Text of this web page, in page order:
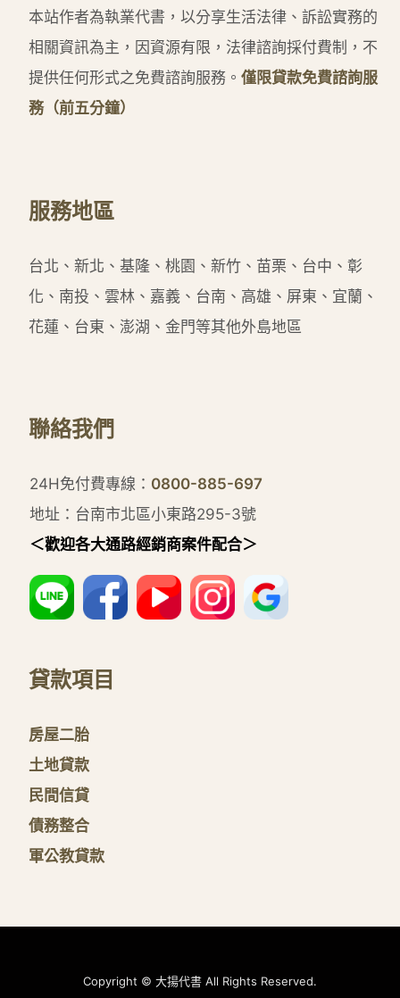
本站作者為執業代書，以分享生活法律、訴訟實務的
相關資訊為主，因資源有限，法律諮詢採付費制，不
提供任何形式之免費諮詢服務。 僅限貸款免費諮詢服
務（前五分鐘）
服務地區
台北、新北、基隆、桃園、新竹、苗栗、台中、彰
化、南投、雲林、嘉義、台南、高雄、屏東、宜蘭、
花蓮、台東、澎湖、金門等其他外島地區
聯絡我們
24H免付費專線： 0800-885-697
地址：台南市北區小東路295-3號
＜歡迎各大通路經銷商案件配合＞
貸款項目
房屋二胎
土地貸款
民間信貸
債務整合
軍公教貸款
Copyright © 大揚代書 All Rights Reserved.